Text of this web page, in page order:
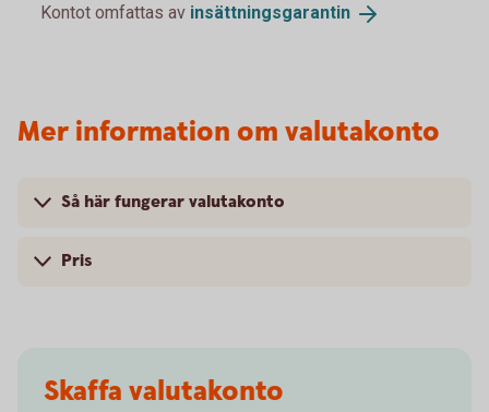
Kontot omfattas av insättningsgarantin
Mer information om valutakonto
Så här fungerar valutakonto
Pris
Skaffa valutakonto